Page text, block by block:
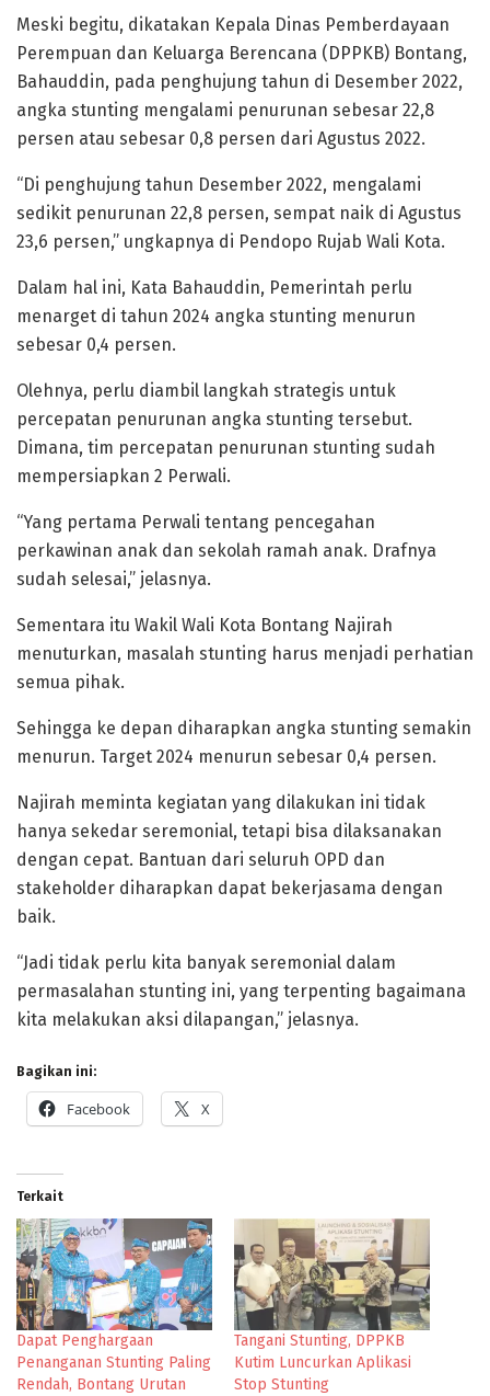
Meski begitu, dikatakan Kepala Dinas Pemberdayaan
Perempuan dan Keluarga Berencana (DPPKB) Bontang,
Bahauddin, pada penghujung tahun di Desember 2022,
angka stunting mengalami penurunan sebesar 22,8
persen atau sebesar 0,8 persen dari Agustus 2022.
“Di penghujung tahun Desember 2022, mengalami
sedikit penurunan 22,8 persen, sempat naik di Agustus
23,6 persen,” ungkapnya di Pendopo Rujab Wali Kota.
Dalam hal ini, Kata Bahauddin, Pemerintah perlu
menarget di tahun 2024 angka stunting menurun
sebesar 0,4 persen.
Olehnya, perlu diambil langkah strategis untuk
percepatan penurunan angka stunting tersebut.
Dimana, tim percepatan penurunan stunting sudah
mempersiapkan 2 Perwali.
“Yang pertama Perwali tentang pencegahan
perkawinan anak dan sekolah ramah anak. Drafnya
sudah selesai,” jelasnya.
Sementara itu Wakil Wali Kota Bontang Najirah
menuturkan, masalah stunting harus menjadi perhatian
semua pihak.
Sehingga ke depan diharapkan angka stunting semakin
menurun. Target 2024 menurun sebesar 0,4 persen.
Najirah meminta kegiatan yang dilakukan ini tidak
hanya sekedar seremonial, tetapi bisa dilaksanakan
dengan cepat. Bantuan dari seluruh OPD dan
stakeholder diharapkan dapat bekerjasama dengan
baik.
“Jadi tidak perlu kita banyak seremonial dalam
permasalahan stunting ini, yang terpenting bagaimana
kita melakukan aksi dilapangan,” jelasnya.
Bagikan ini:
Facebook X
Terkait
Dapat Penghargaan
Penanganan Stunting Paling
Rendah, Bontang Urutan
Tangani Stunting, DPPKB
Kutim Luncurkan Aplikasi
Stop Stunting